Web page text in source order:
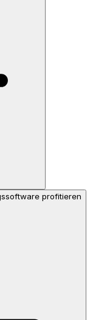
profitieren